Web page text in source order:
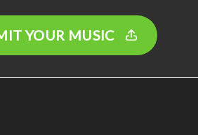
YOUR MUSIC